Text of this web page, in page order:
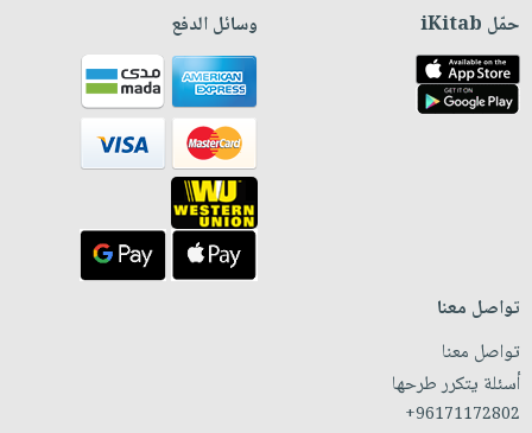
حمّل iKitab وسائل الدفع
تواصل معنا
تواصل معنا
أسئلة يتكرر طرحها
+96171172802